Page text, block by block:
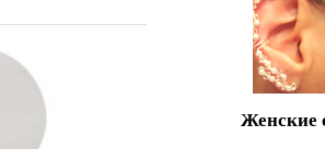
Женские